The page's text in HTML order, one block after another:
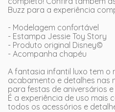
Buzz para a experiência
- Modelagem confortável
- Estampa Jessie Toy Story
- Produto original Disney©
- Acompanha chapéu
A fantasia infantil luxo tem o
acabamento e detalhes nas
para festas de aniversários
É a experiência de uso mais
todos os acessórios e